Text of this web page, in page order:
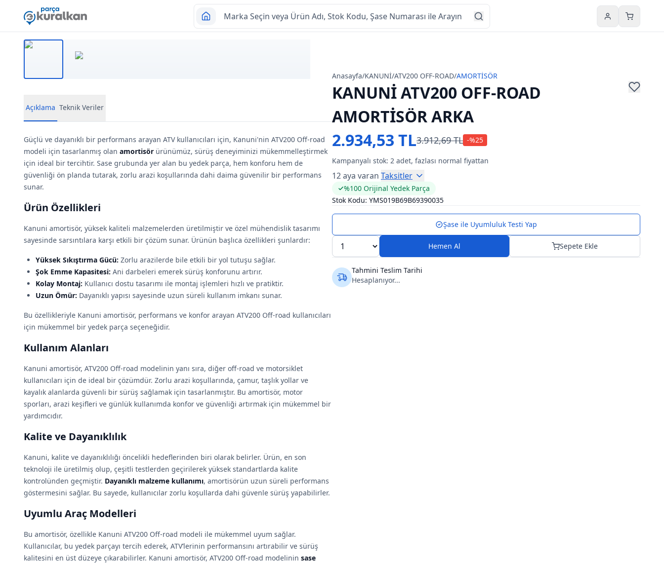
HesabımSepetim
Anasayfa/KANUNİ/ATV200 OFF-ROAD/AMORTİSÖR
KANUNİ ATV200 OFF-ROAD
AMORTİSÖR ARKA
2.934,53 TL3.912,69 TL -%25
Kampanyalı stok: 2 adet, fazlası normal fiyattan
12 aya varan Taksitler
%100 Orijinal Yedek Parça
Stok Kodu: YMS019B69B69390035
Şase ile Uyumluluk Testi Yap
Hemen Al Sepete Ekle
Tahmini Teslim Tarihi
Hesaplanıyor...
Açıklama Teknik Veriler
Güçlü ve dayanıklı bir performans arayan ATV kullanıcıları için, Kanuni'nin ATV200 Off-road
modeli için tasarlanmış olan amortisör ürünümüz, sürüş deneyiminizi mükemmelleştirmek
için ideal bir tercihtir. Sase grubunda yer alan bu yedek parça, hem konforu hem de
güvenliği ön planda tutarak, zorlu arazi koşullarında dahi daima güvenilir bir performans
sunar.
Ürün Özellikleri
Kanuni amortisör, yüksek kaliteli malzemelerden üretilmiştir ve özel mühendislik tasarımı
sayesinde sarsıntılara karşı etkili bir çözüm sunar. Ürünün başlıca özellikleri şunlardır:
Yüksek Sıkıştırma Gücü: Zorlu arazilerde bile etkili bir yol tutuşu sağlar.
Şok Emme Kapasitesi: Ani darbeleri emerek sürüş konforunu artırır.
Kolay Montaj: Kullanıcı dostu tasarımı ile montaj işlemleri hızlı ve pratiktir.
Uzun Ömür: Dayanıklı yapısı sayesinde uzun süreli kullanım imkanı sunar.
Bu özellikleriyle Kanuni amortisör, performans ve konfor arayan ATV200 Off-road kullanıcıları
için mükemmel bir yedek parça seçeneğidir.
Kullanım Alanları
Kanuni amortisör, ATV200 Off-road modelinin yanı sıra, diğer off-road ve motorsiklet
kullanıcıları için de ideal bir çözümdür. Zorlu arazi koşullarında, çamur, taşlık yollar ve
kayalık alanlarda güvenli bir sürüş sağlamak için tasarlanmıştır. Bu amortisör, motor
sporları, arazi keşifleri ve günlük kullanımda konfor ve güvenliği artırmak için mükemmel bir
yardımcıdır.
Kalite ve Dayanıklılık
Kanuni, kalite ve dayanıklılığı öncelikli hedeflerinden biri olarak belirler. Ürün, en son
teknoloji ile üretilmiş olup, çeşitli testlerden geçirilerek yüksek standartlarda kalite
kontrolünden geçmiştir. Dayanıklı malzeme kullanımı, amortisörün uzun süreli performans
göstermesini sağlar. Bu sayede, kullanıcılar zorlu koşullarda dahi güvenle sürüş yapabilirler.
Uyumlu Araç Modelleri
Bu amortisör, özellikle Kanuni ATV200 Off-road modeli ile mükemmel uyum sağlar.
Kullanıcılar, bu yedek parçayı tercih ederek, ATV’lerinin performansını artırabilir ve sürüş
kalitesini en üst düzeye çıkarabilirler. Kanuni amortisör, ATV200 Off-road modelinin sase